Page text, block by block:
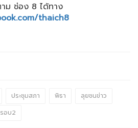
ม ช่อง 8 ได้ทาง
thaich8
ประชุมสภา พิธา
ลุยชนข่าว
อบ2